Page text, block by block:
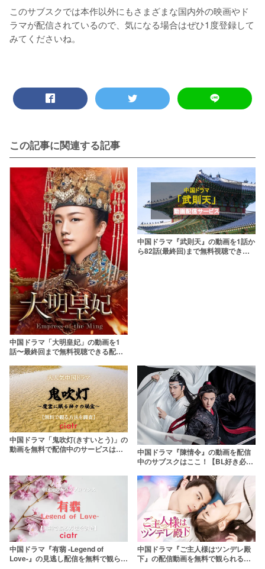
このサブスクでは本作以外にもさまざまな国内外の映画やド
ラマが配信されているので、気になる場合はぜひ1度登録して
みてくださいね。
この記事に関連する記事
中国ドラマ「大明皇妃」の動画を1
話〜最終回まで無料視聴できる配信
中国ドラマ『武則天』の動画を1話か
ら82話(最終回)まで無料視聴できる
中国ドラマ「鬼吹灯(きすいとう)」の
動画を無料で配信中のサービスはこ
中国ドラマ『陳情令』の動画を配信
中のサブスクはここ！【BL好き必
中国ドラマ『有翡 -Legend of
Love-』の見逃し配信を無料で観られ
中国ドラマ『ご主人様はツンデレ殿
下』の配信動画を無料で観られるサ